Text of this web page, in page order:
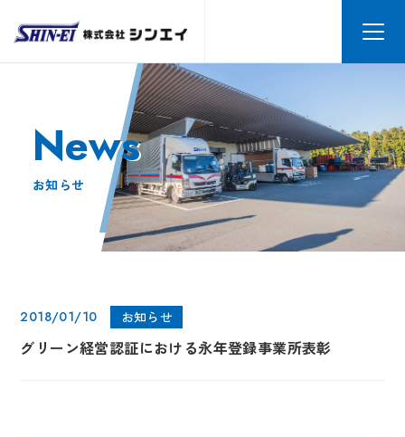
News
お知らせ
2018/01/10 お知らせ
グリーン経営認証における永年登録事業所表彰